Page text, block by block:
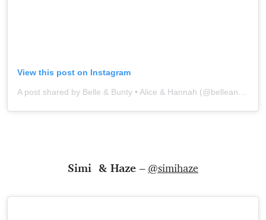
View this post on Instagram
A post shared by Belle & Bunty • Alice & Hannah (@belleandbunty)
Simi & Haze – @simihaze